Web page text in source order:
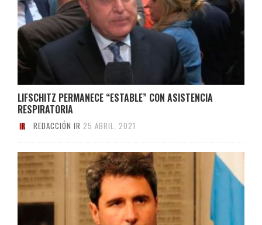
LIFSCHITZ PERMANECE “ESTABLE” CON ASISTENCIA
RESPIRATORIA
REDACCIÓN IR 25 ABRIL, 2021